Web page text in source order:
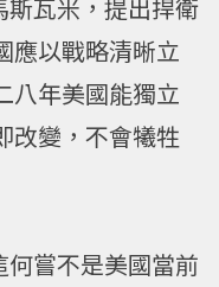
瓦米，提出捍衛
應以戰略清晰立
八年美國能獨立
改變，不會犧牲
嘗不是美國當前